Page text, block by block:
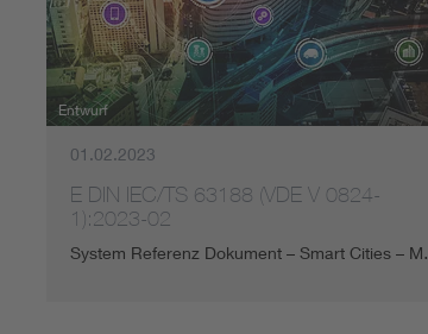
Energy storage
Functional safety
Entwurf
01.02.2023
E DIN IEC/TS 63188 (VDE V 0824-
1):2023-02
System Referenz Dokument – Smart Cities –